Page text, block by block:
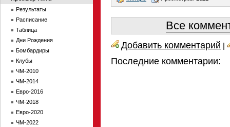
Все
Добавить комментарий |
Последние комментарии:
Результаты
Расписание
Таблица
Дни Рождения
Бомбардиры
Клубы
ЧМ-2010
ЧМ-2014
Евро-2016
ЧМ-2018
Евро-2020
ЧМ-2022